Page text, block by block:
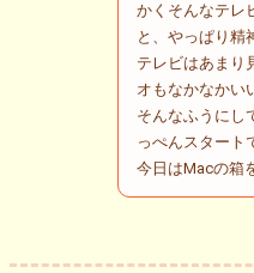
かくそんなテレ
と、やっぱり精
テレビはあまり
オもなかなかい
そんなふうにし
っぺんスタート
今日はMacの箱